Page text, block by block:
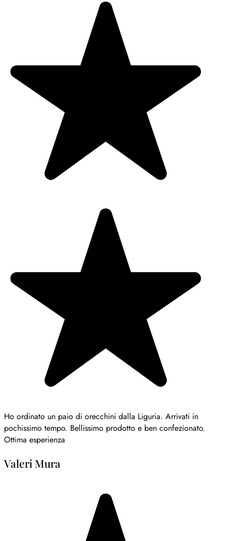
Ho ordinato un paio di orecchini dalla Liguria. Arrivati in
pochissimo tempo. Bellissimo prodotto e ben confezionato.
Ottima esperienza
Valeri Mura